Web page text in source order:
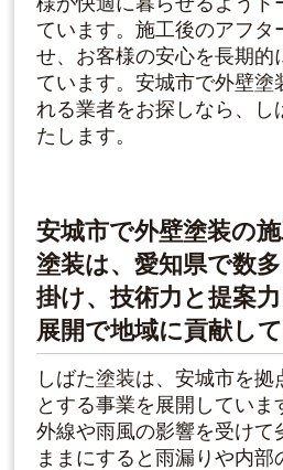
ています。施工後のアフタ
せ、お客様の安心を長期的
ています。安城市で外壁塗
れる業者をお探しなら、し
たします。
安城市で外壁塗装の
塗装は、愛知県で数
掛け、技術力と提案
展開で地域に貢献して
しばた塗装は、安城市を拠
とする事業を展開してい
外線や雨風の影響を受けて
ままにすると雨漏りや内部